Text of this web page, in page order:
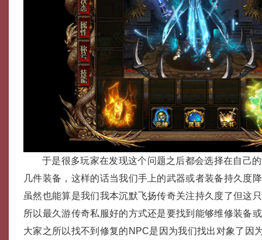
于是很多玩家在发现这个问题之后都会选择在自己
几件装备，这样的话当我们手上的武器或者装备持久度
虽然也能算是我们我本沉默飞扬传奇关注持久度了但这
所以最久游传奇私服好的方式还是要找到能够维修装备
大家之所以找不到修复的NPC是因为我们找出对象了因